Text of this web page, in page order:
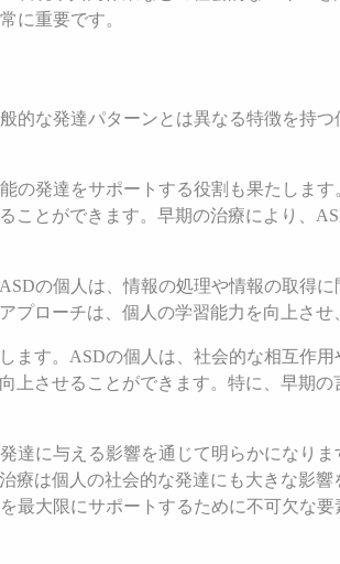
に重要です。
的な発達パターンとは異なる特徴を持
の発達をサポートする役割も果たしま
ことができます。早期の治療により、
の個人は、情報の処理や情報の取得
ローチは、個人の学習能力を向上さ
ます。ASDの個人は、社会的な相互作
上させることができます。特に、早期
達に与える影響を通じて明らかになり
療は個人の社会的な発達にも大きな影
最大限にサポートするために不可欠な要